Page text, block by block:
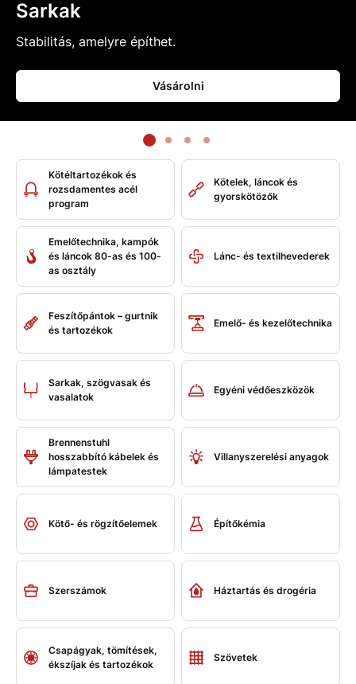
Sarkak
Stabilitás, amelyre építhet.
Vásárolni
Kötéltartozékok és
rozsdamentes acél
program
Kötelek, láncok és
gyorskötözők
Emelőtechnika, kampók
és láncok 80-as és 100-
as osztály
Lánc- és textilhevederek
Feszítőpántok – gurtnik
és tartozékok
Emelő- és kezelőtechnika
Sarkak, szögvasak és
vasalatok
Egyéni védőeszközök
Brennenstuhl
hosszabbító kábelek és
lámpatestek
Villanyszerelési anyagok
Kötő- és rögzítőelemek Építőkémia
Szerszámok Háztartás és drogéria
Csapágyak, tömítések,
ékszíjak és tartozékok
Szövetek